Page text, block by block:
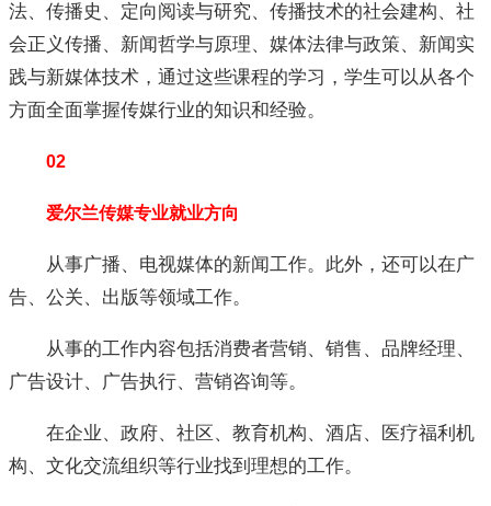
法、传播史、定向阅读与研究、传播技术的社会建构、社
会正义传播、新闻哲学与原理、媒体法律与政策、新闻实
践与新媒体技术，通过这些课程的学习，学生可以从各个
方面全面掌握传媒行业的知识和经验。
02
爱尔兰传媒专业就业方向
从事广播、电视媒体的新闻工作。此外，还可以在广
告、公关、出版等领域工作。
从事的工作内容包括消费者营销、销售、品牌经理、
广告设计、广告执行、营销咨询等。
在企业、政府、社区、教育机构、酒店、医疗福利机
构、文化交流组织等行业找到理想的工作。